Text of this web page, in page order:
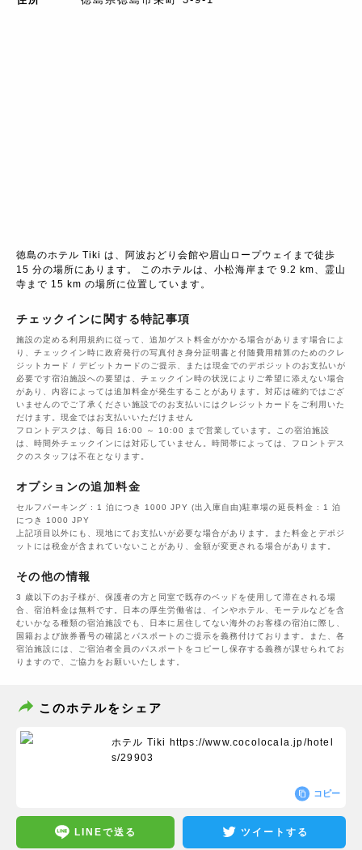
徳島のホテル Tiki は、阿波おどり会館や眉山ロープウェイまで徒歩
15 分の場所にあります。 このホテルは、小松海岸まで 9.2 km、霊山
寺まで 15 km の場所に位置しています。
チェックインに関する特記事項
施設の定める利用規約に従って、追加ゲスト料金がかかる場合があります場合によ
り、チェックイン時に政府発行の写真付き身分証明書と付随費用精算のためのクレ
ジットカード / デビットカードのご提示、または現金でのデポジットのお支払いが
必要です宿泊施設への要望は、チェックイン時の状況によりご希望に添えない場合
があり、内容によっては追加料金が発生することがあります。対応は確約ではござ
いませんのでご了承ください施設でのお支払いにはクレジットカードをご利用いた
だけます。現金ではお支払いいただけません
フロントデスクは、毎日 16:00 ～ 10:00 まで営業しています。この宿泊施設
は、時間外チェックインには対応していません。時間帯によっては、フロントデス
クのスタッフは不在となります。
オプションの追加料金
セルフパーキング : 1 泊につき 1000 JPY (出入庫自由)駐車場の延長料金 : 1 泊
につき 1000 JPY
上記項目以外にも、現地にてお支払いが必要な場合があります。また料金とデポジ
ットには税金が含まれていないことがあり、金額が変更される場合があります。
その他の情報
3 歳以下のお子様が、保護者の方と同室で既存のベッドを使用して滞在される場
合、宿泊料金は無料です。日本の厚生労働省は、インやホテル、モーテルなどを含
むいかなる種類の宿泊施設でも、日本に​居住してない海外のお客様の宿泊に際し、
国籍および旅券番号の確認とパスポートのご提示を義務付け​ております。また、各
宿泊施設には、ご宿泊者全員のパスポートをコピーし保存する義務が課せられてお
りますの​で、ご協力をお願いいたします。
このホテルをシェア
ホテル Tiki https://www.cocolocala.jp/hotel
s/29903
コピー
LINEで送る ツイートする